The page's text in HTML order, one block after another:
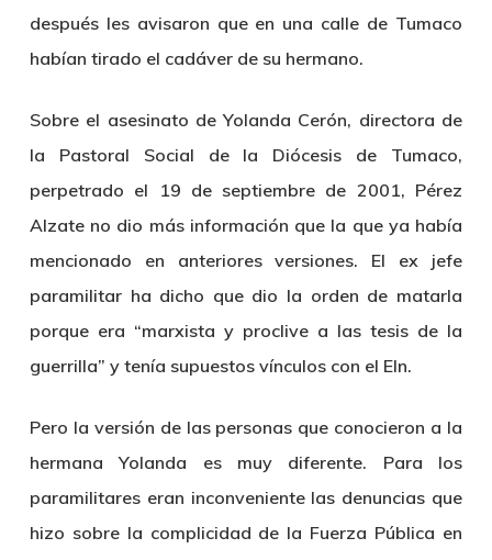
después les avisaron que en una calle de Tumaco
habían tirado el cadáver de su hermano.
Sobre el asesinato de Yolanda Cerón, directora de
la Pastoral Social de la Diócesis de Tumaco,
perpetrado el 19 de septiembre de 2001, Pérez
Alzate no dio más información que la que ya había
mencionado en anteriores versiones. El ex jefe
paramilitar ha dicho que dio la orden de matarla
porque era “marxista y proclive a las tesis de la
guerrilla” y tenía supuestos vínculos con el Eln.
Pero la versión de las personas que conocieron a la
hermana Yolanda es muy diferente. Para los
paramilitares eran inconveniente las denuncias que
hizo sobre la complicidad de la Fuerza Pública en